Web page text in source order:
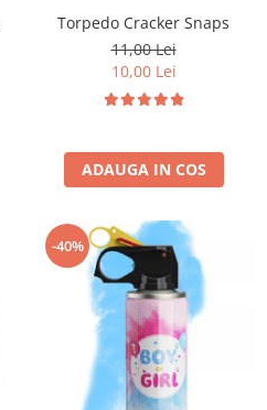
Torpedo Cracker Snaps
11,00 Lei
10,00 Lei
ADAUGA IN COS
-40%